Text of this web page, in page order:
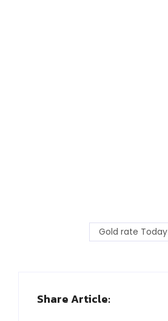
Gold rate Today
Share Article: